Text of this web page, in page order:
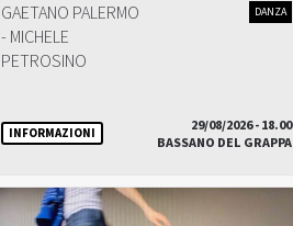
GAETANO PALERMO
- MICHELE
PETROSINO
DANZA
INFORMAZIONI
29/08/2026 - 18.00
BASSANO DEL GRAPPA